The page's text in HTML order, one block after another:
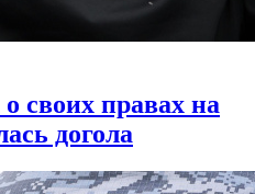
своих правах на
догола